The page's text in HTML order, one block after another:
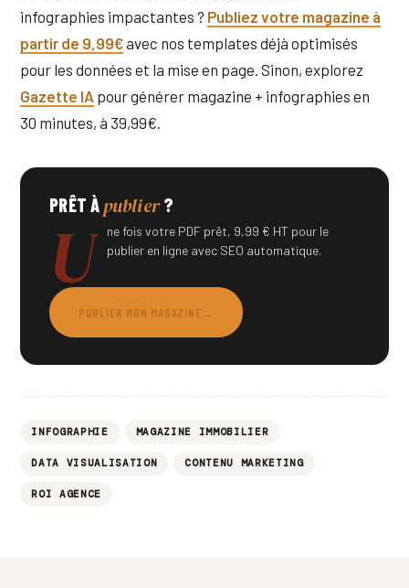
infographies impactantes ? Publiez votre magazine à
partir de 9,99€avec nos templates déjà optimisés
pour les données et la mise en page. Sinon, explorez
Gazette IA pour générer magazine + infographies en
30 minutes, à 39,99€.
PRÊT Àpublier?
U
ne fois votre PDF prêt, 9,99 € HT pour le
publier en ligne avec SEO automatique.
PUBLIER MON MAGAZINE →
INFOGRAPHIE MAGAZINE IMMOBILIER
DATA VISUALISATION CONTENU MARKETING
ROI AGENCE